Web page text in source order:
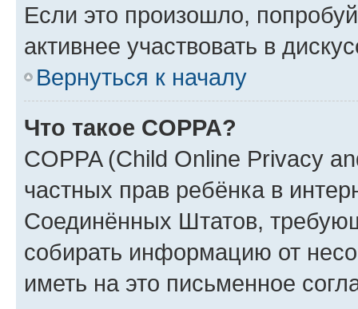
Если это произошло,
активнее участвовать в
Вернуться к началу
Что такое COPPA?
COPPA (Child Online Privacy
частных прав ребёнка в
Соединённых Штатов,
собирать информацию от
иметь на это письменное